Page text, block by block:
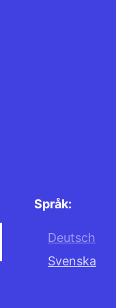
Språk:
Deutsch
Svenska